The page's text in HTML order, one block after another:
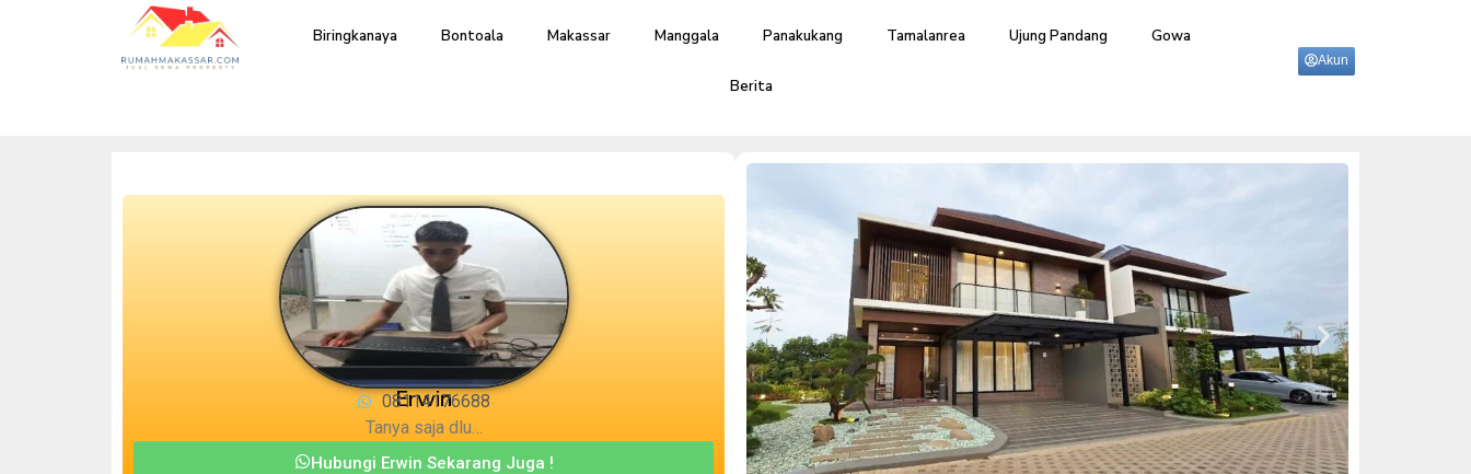
Biringkanaya Bontoala Makassar Manggala Panakukang Tamalanrea Ujung Pandang Gowa
Berita
Akun
Erwin
08114176688
Tanya saja dlu…
Hubungi Erwin Sekarang Juga !